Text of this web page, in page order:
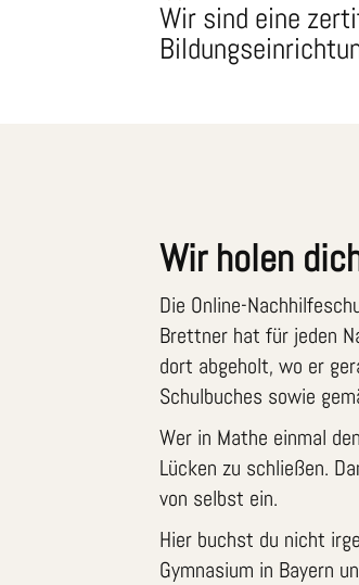
Wir sind eine
Wir holen
Die Online-
Brettner hat für jeden
dort abgeholt, wo er
Schulbuches sowie
Wer in Mathe einmal
Lücken zu schließen.
von selbst ein.
Hier buchst du nicht
Gymnasium in Bayern